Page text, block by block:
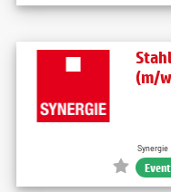
(m/